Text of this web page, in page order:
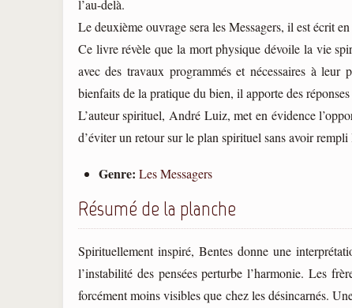
l’au-delà.
Le deuxième ouvrage sera les Messagers, il est écrit
Ce livre révèle que la mort physique dévoile la vie
avec des travaux programmés et nécessaires à
bienfaits de la pratique du bien, il apporte des
L’auteur spirituel, André Luiz, met en évidence
d’éviter un retour sur le plan spirituel sans avoir rempli
Genre: Les Messagers
Résumé de la planche
Spirituellement inspiré, Bentes donne une
l’instabilité des pensées perturbe l’harmonie. Les
forcément moins visibles que chez les désincarnés.